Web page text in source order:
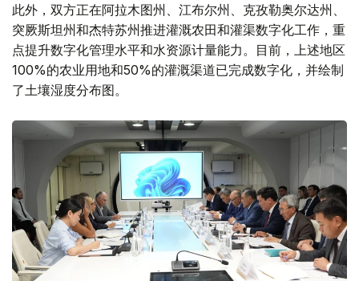
此外，双方正在阿拉木图州、江布尔州、克孜勒奥尔达州、
突厥斯坦州和杰特苏州推进灌溉农田和灌渠数字化工作，重
点提升数字化管理水平和水资源计量能力。目前，上述地区
100%的农业用地和50%的灌溉渠道已完成数字化，并绘制
了土壤湿度分布图。